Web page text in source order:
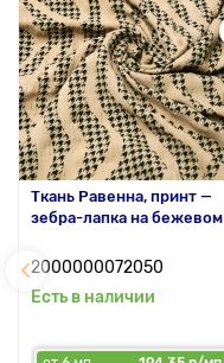
Ткань Равенна, принт —
зебра-лапка на бежевом
2000000072050
Есть в наличии